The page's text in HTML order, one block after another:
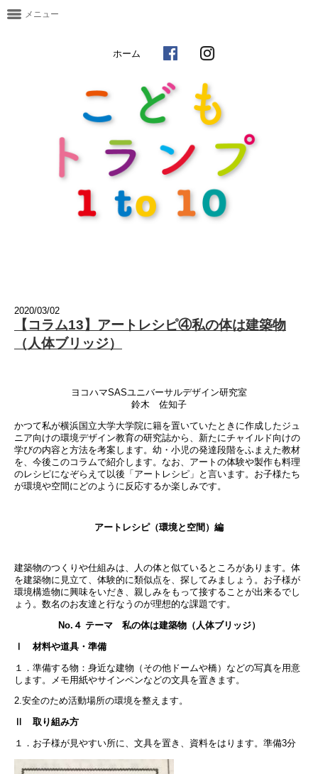
ホーム
メニュー
2020/03/02
【コラム13】アートレシピ④私の体は建築物
（人体ブリッジ）
ヨコハマSASユニバーサルデザイン研究室
鈴木 佐知子
かつて私が横浜国立大学大学院に籍を置いていたときに作成したジュ
ニア向けの環境デザイン教育の研究誌から、新たにチャイルド向けの
学びの内容と方法を考案します。幼・小児の発達段階をふまえた教材
を、今後このコラムで紹介します。なお、アートの体験や製作も料理
のレシピになぞらえて以後「アートレシピ」と言います。お子様たち
が環境や空間にどのように反応するか楽しみです。
アートレシピ（環境と空間）編
建築物のつくりや仕組みは、人の体と似ているところがあります。体
を建築物に見立て、体験的に類似点を、探してみましょう。お子様が
環境構造物に興味をいだき、親しみをもって接することが出来るでし
ょう。数名のお友達と行なうのが理想的な課題です。
No.４ テーマ 私の体は建築物（人体ブリッジ）
Ⅰ 材料や道具・準備
１．準備する物：身近な建物（その他ドームや橋）などの写真を用意
します。メモ用紙やサインペンなどの文具を置きます。
2.安全のため活動場所の環境を整えます。
Ⅱ 取り組み方
１．お子様が見やすい所に、文具を置き、資料をはります。準備3分